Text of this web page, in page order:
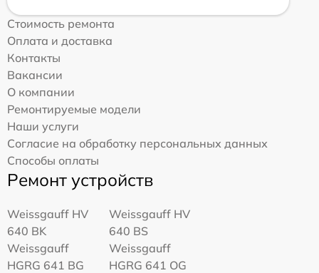
Стоимость ремонта
Оплата и доставка
Контакты
Вакансии
О компании
Ремонтируемые модели
Наши услуги
Согласие на обработку персональных данных
Способы оплаты
Ремонт устройств
Weissgauff HV
640 BK
Weissgauff HV
640 BS
Weissgauff
HGRG 641 BG
Weissgauff
HGRG 641 OG